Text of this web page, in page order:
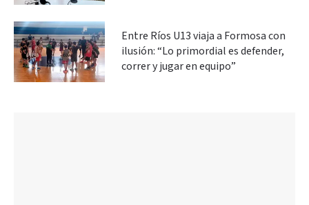
Entre Ríos U13 viaja a Formosa con
ilusión: “Lo primordial es defender,
correr y jugar en equipo”